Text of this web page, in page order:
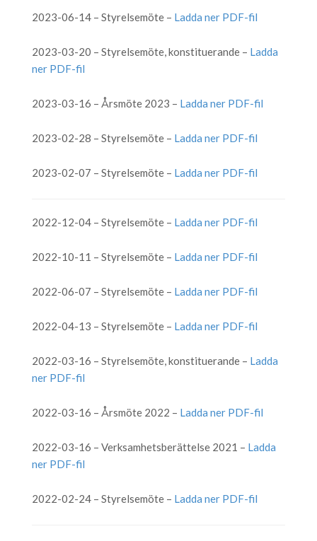
2023-06-14 – Styrelsemöte – Ladda ner PDF-fil
2023-03-20 – Styrelsemöte, konstituerande – Ladda
ner PDF-fil
2023-03-16 – Årsmöte 2023 – Ladda ner PDF-fil
2023-02-28 – Styrelsemöte – Ladda ner PDF-fil
2023-02-07 – Styrelsemöte – Ladda ner PDF-fil
2022-12-04 – Styrelsemöte – Ladda ner PDF-fil
2022-10-11 – Styrelsemöte – Ladda ner PDF-fil
2022-06-07 – Styrelsemöte – Ladda ner PDF-fil
2022-04-13 – Styrelsemöte – Ladda ner PDF-fil
2022-03-16 – Styrelsemöte, konstituerande – Ladda
ner PDF-fil
2022-03-16 – Årsmöte 2022 – Ladda ner PDF-fil
2022-03-16 – Verksamhetsberättelse 2021 – Ladda
ner PDF-fil
2022-02-24 – Styrelsemöte – Ladda ner PDF-fil